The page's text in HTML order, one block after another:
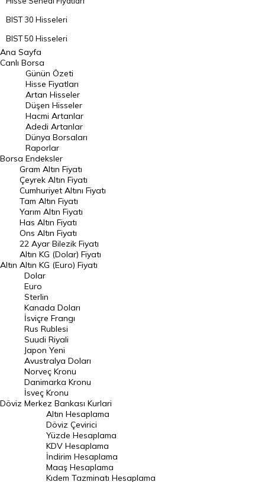
BIST 30 Hisseleri
BIST 50 Hisseleri
BIST 100 Hisseleri
En Çok Artan Hisseler
En Çok Düşen Hisseler
Hacmi Artanlar
Geçmiş Kapanışlar
Dünya Borsaları
Raporlar
Endeksler
DÖVİZ
Döviz Kuru
Dolar Kuru
Euro Kuru
Pound Kuru
Frank Kuru
Riyal Kuru
Avustralya Doları
Danimarka Kronu Kuru
Kanada Doları Kuru
Norveç Kronu Kuru
İsveç Kronu Kuru
Japon Yeni Kuru
Serbest Piyasa Döviz Kurları
Merkez Bankası Döviz Kurları
Ana Sayfa
Canlı Borsa
Borsa
Günün Özeti
Hisse Fiyatları
Artan Hisseler
Düşen Hisseler
Hacmi Artanlar
Adedi Artanlar
Dünya Borsaları
Raporlar
Endeksler
Altın
Gram Altın Fiyatı
Çeyrek Altın Fiyatı
Cumhuriyet Altını Fiyatı
Tam Altın Fiyatı
Yarım Altın Fiyatı
Has Altın Fiyatı
Ons Altın Fiyatı
22 Ayar Bilezik Fiyatı
Altın KG (Dolar) Fiyatı
Altın KG (Euro) Fiyatı
Döviz
Dolar
Euro
Sterlin
Kanada Doları
İsviçre Frangı
Rus Rublesi
Suudi Riyali
Japon Yeni
Avustralya Doları
Norveç Kronu
Danimarka Kronu
İsveç Kronu
Merkez Bankası Kurlari
Altın Hesaplama
Döviz Çevirici
Yüzde Hesaplama
KDV Hesaplama
İndirim Hesaplama
Maaş Hesaplama
Kıdem Tazminatı Hesaplama